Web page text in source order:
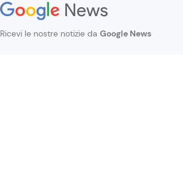
Ricevi le nostre notizie da Google News